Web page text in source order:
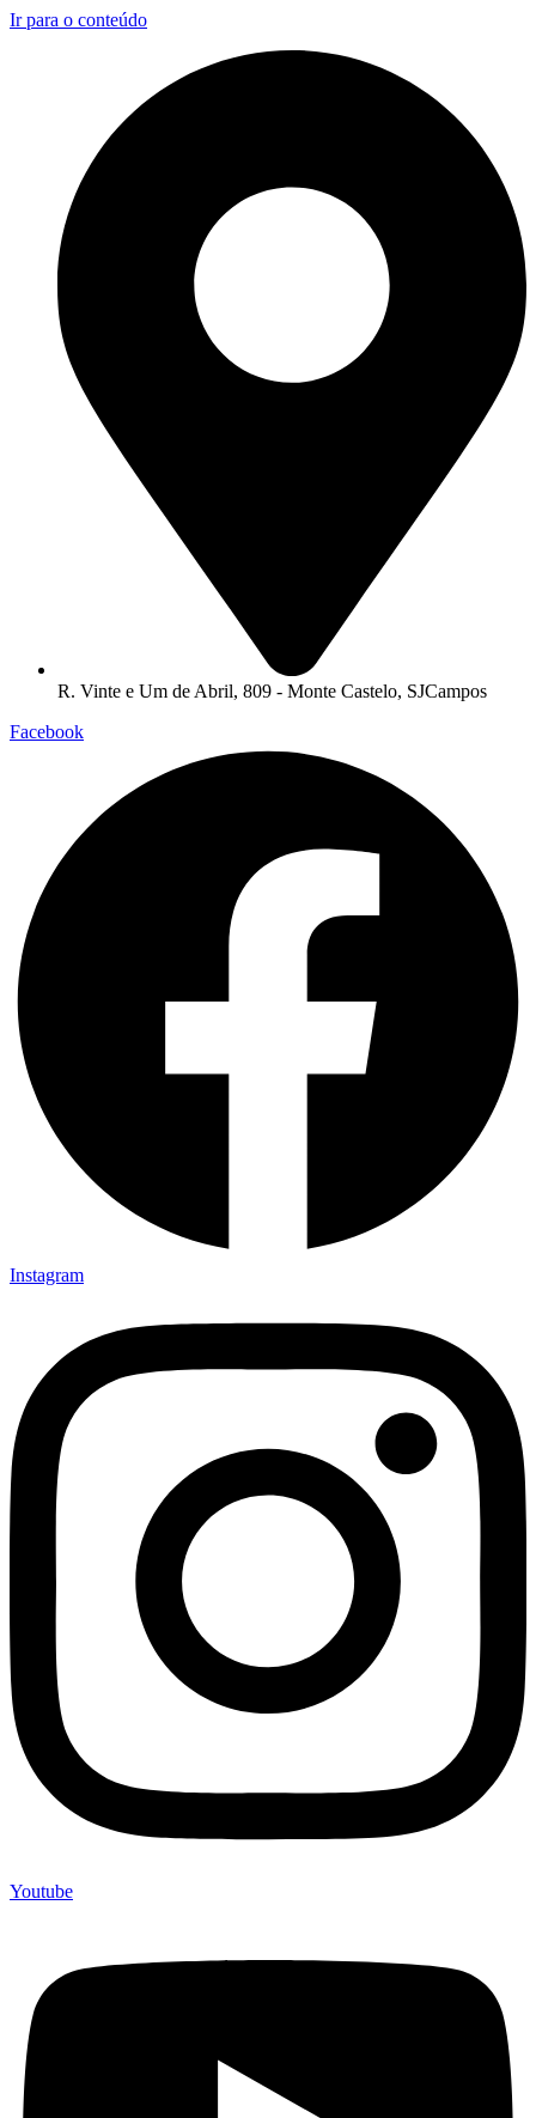
Ir para o conteúdo
R. Vinte e Um de Abril, 809 - Monte Castelo, SJCampos
Facebook
Instagram
Youtube